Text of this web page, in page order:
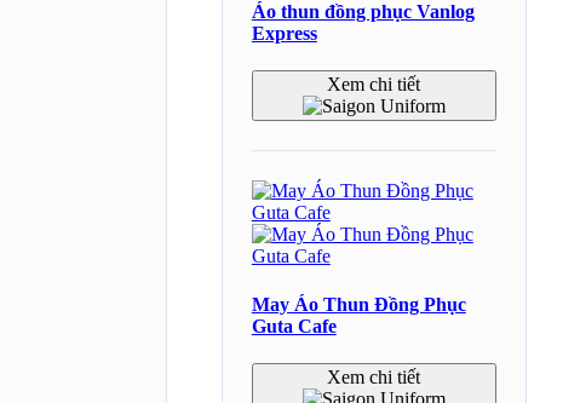
Áo thun đồng phục Vanlog
Express
Xem chi tiết
May Áo Thun Đồng Phục
Guta Cafe
Xem chi tiết